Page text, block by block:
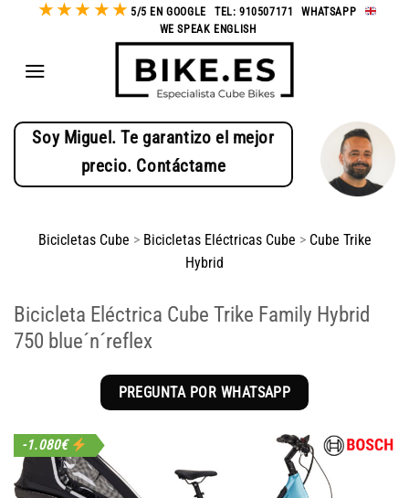
★★ ★ ★★ 5/5 EN GOOGLE TEL: 910507171 -WHATSAPP
WE SPEAK ENGLISH
Soy Miguel. Te garantizo el mejor
precio. Contáctame
Bicicletas Cube > Bicicletas Eléctricas Cube > Cube Trike
Hybrid
Bicicleta Eléctrica Cube Trike Family Hybrid
750 blue´n´reflex
PREGUNTA POR WHATSAPP
-1.080€